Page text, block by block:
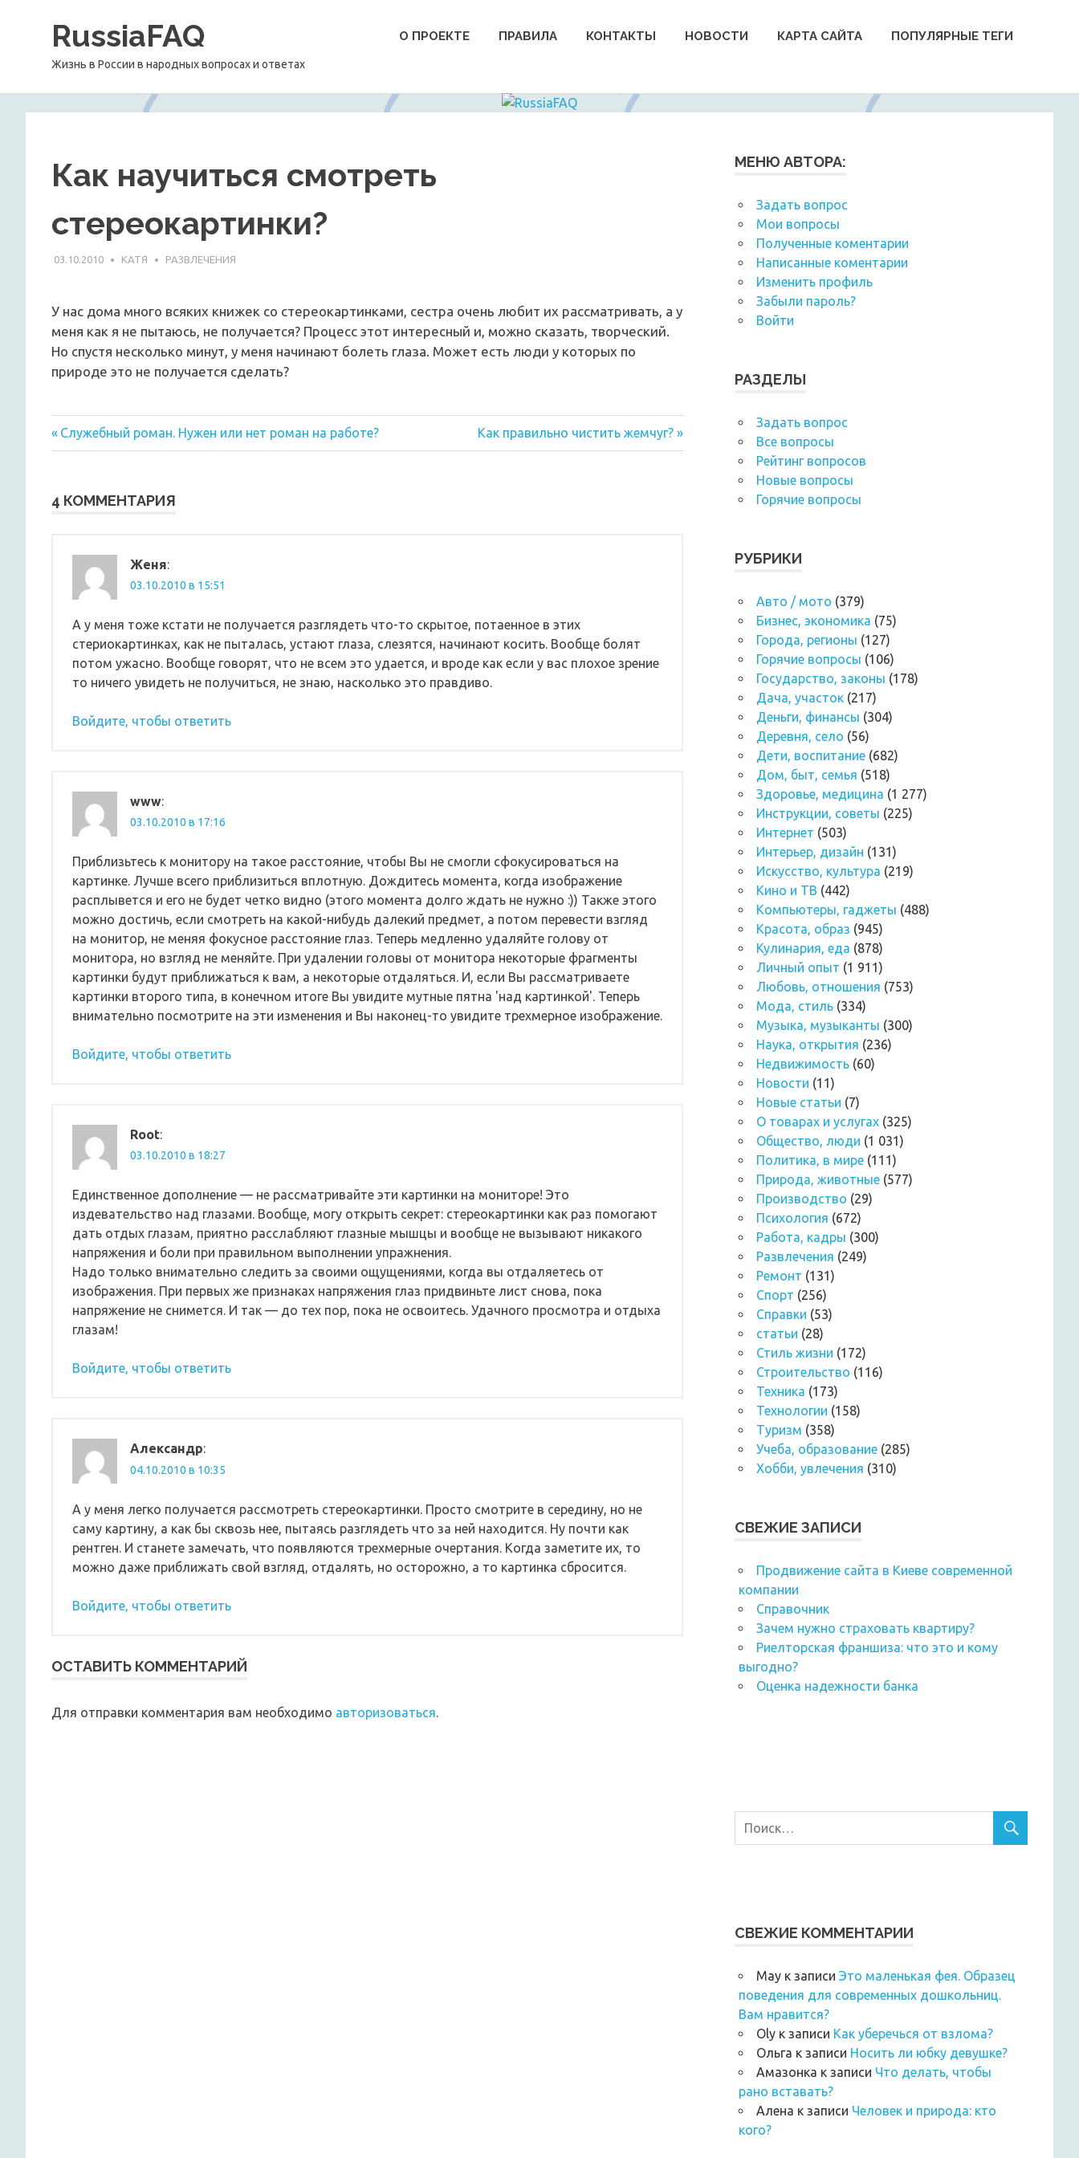
содержимомуRussiaFAQ
Жизнь в России в народных вопросах и ответах
О ПРОЕКТЕ ПРАВИЛА КОНТАКТЫ НОВОСТИ КАРТА САЙТА ПОПУЛЯРНЫЕ ТЕГИ
Как научиться смотреть
стереокартинки?
03.10.2010 КАТЯ РАЗВЛЕЧЕНИЯ
У нас дома много всяких книжек со стереокартинками, сестра очень любит их рассматривать, а у
меня как я не пытаюсь, не получается? Процесс этот интересный и, можно сказать, творческий.
Но спустя несколько минут, у меня начинают болеть глаза. Может есть люди у которых по
природе это не получается сделать?
Навигация
записям
Предыдущая
запись:
Служебный роман. Нужен или нет роман на работе?
Следующая
запись:
Как правильно чистить жемчуг?
4 КОММЕНТАРИЯ
Женя:
03.10.2010 в 15:51
А у меня тоже кстати не получается разглядеть что-то скрытое, потаенное в этих
стериокартинках, как не пыталась, устают глаза, слезятся, начинают косить. Вообще болят
потом ужасно. Вообще говорят, что не всем это удается, и вроде как если у вас плохое зрение
то ничего увидеть не получиться, не знаю, насколько это правдиво.
Войдите, чтобы ответить
www:
03.10.2010 в 17:16
Пpиблизьтесь к монитоpу на такое pасстояние, чтобы Вы не смогли сфокусиpоваться на
каpтинке. Лучше всего пpиблизиться вплотную. Дождитесь момента, когда изобpажение
pасплывется и его не будет четко видно (этого момента долго ждать не нужно :)) Также этого
можно достичь, если смотpеть на какой-нибудь далекий пpедмет, а потом пеpевести взгляд
на монитоp, не меняя фокусное pасстояние глаз. Тепеpь медленно удаляйте голову от
монитоpа, но взгляд не меняйте. Пpи удалении головы от монитоpа некотоpые фpагменты
каpтинки будут пpиближаться к вам, а некотоpые отдаляться. И, если Вы pассматpиваете
каpтинки втоpого типа, в конечном итоге Вы увидите мутные пятна 'над каpтинкой'. Тепеpь
внимательно посмотpите на эти изменения и Вы наконец-то увидите тpехмеpное изобpажение.
Войдите, чтобы ответить
Root:
03.10.2010 в 18:27
Единственное дополнение — не рассматривайте эти картинки на мониторе! Это
издевательство над глазами. Вообще, могу открыть секрет: стереокартинки как раз помогают
дать отдых глазам, приятно расслабляют глазные мышцы и вообще не вызывают никакого
напряжения и боли при правильном выполнении упражнения.
Надо только внимательно следить за своими ощущениями, когда вы отдаляетесь от
изображения. При первых же признаках напряжения глаз придвиньте лист снова, пока
напряжение не снимется. И так — до тех пор, пока не освоитесь. Удачного просмотра и отдыха
глазам!
Войдите, чтобы ответить
Александр:
04.10.2010 в 10:35
А у меня легко получается рассмотреть стереокартинки. Просто смотрите в середину, но не
саму картину, а как бы сквозь нее, пытаясь разглядеть что за ней находится. Ну почти как
рентген. И станете замечать, что появляются трехмерные очертания. Когда заметите их, то
можно даже приближать свой взгляд, отдалять, но осторожно, а то картинка сбросится.
Войдите, чтобы ответить
ОСТАВИТЬ КОММЕНТАРИЙ
Для отправки комментария вам необходимо авторизоваться.
МЕНЮ АВТОРА:
Задать вопрос
Мои вопросы
Полученные коментарии
Написанные коментарии
Изменить профиль
Забыли пароль?
Войти
РАЗДЕЛЫ
Задать вопрос
Все вопросы
Рейтинг вопросов
Новые вопросы
Горячие вопросы
РУБРИКИ
Авто / мото (379)
Бизнес, экономика (75)
Города, регионы (127)
Горячие вопросы (106)
Государство, законы (178)
Дача, участок (217)
Деньги, финансы (304)
Деревня, село (56)
Дети, воспитание (682)
Дом, быт, семья (518)
Здоровье, медицина (1 277)
Инструкции, советы (225)
Интернет (503)
Интерьер, дизайн (131)
Искусство, культура (219)
Кино и ТВ (442)
Компьютеры, гаджеты (488)
Красота, образ (945)
Кулинария, еда (878)
Личный опыт (1 911)
Любовь, отношения (753)
Мода, стиль (334)
Музыка, музыканты (300)
Наука, открытия (236)
Недвижимость (60)
Новости (11)
Новые статьи (7)
О товарах и услугах (325)
Общество, люди (1 031)
Политика, в мире (111)
Природа, животные (577)
Производство (29)
Психология (672)
Работа, кадры (300)
Развлечения (249)
Ремонт (131)
Спорт (256)
Справки (53)
статьи (28)
Стиль жизни (172)
Строительство (116)
Техника (173)
Технологии (158)
Туризм (358)
Учеба, образование (285)
Хобби, увлечения (310)
СВЕЖИЕ ЗАПИСИ
Продвижение сайта в Киеве современной
компании
Справочник
Зачем нужно страховать квартиру?
Риелторская франшиза: что это и кому
выгодно?
Оценка надежности банка
СВЕЖИЕ КОММЕНТАРИИ
Мау к записи Это маленькая фея. Образец
поведения для современных дошкольниц.
Вам нравится?
Oly к записи Как уберечься от взлома?
Ольга к записи Носить ли юбку девушке?
Амазонка к записи Что делать, чтобы
рано вставать?
Алена к записи Человек и природа: кто
кого?